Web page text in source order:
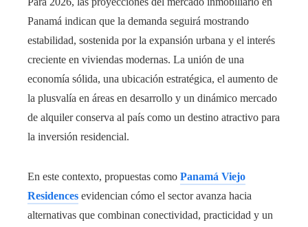
Panamá indican que la demanda seguirá mostrando
estabilidad, sostenida por la expansión urbana y el interés
creciente en viviendas modernas. La unión de una
economía sólida, una ubicación estratégica, el aumento de
la plusvalía en áreas en desarrollo y un dinámico mercado
de alquiler conserva al país como un destino atractivo para
la inversión residencial.
En este contexto, propuestas como Panamá Viejo
Residences evidencian cómo el sector avanza hacia
alternativas que combinan conectividad, practicidad y un